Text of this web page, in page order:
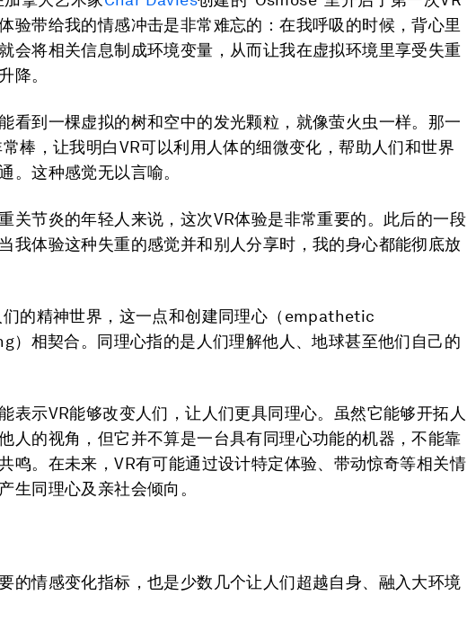
验带给我的情感冲击是非常难忘的：在我呼吸的时候，背心里
会将相关信息制成环境变量，从而让我在虚拟环境里享受失重
降。
看到一棵虚拟的树和空中的发光颗粒，就像萤火虫一样。那一
棒，让我明白VR可以利用人体的细微变化，帮助人们和世界
。这种感觉无以言喻。
关节炎的年轻人来说，这次VR体验是非常重要的。此后的一段
我体验这种失重的感觉并和别人分享时，我的身心都能彻底放
们的精神世界，这一点和创建同理心（empathetic
）相契合。同理心指的是人们理解他人、地球甚至他们自己的
表示VR能够改变人们，让人们更具同理心。虽然它能够开拓人
人的视角，但它并不算是一台具有同理心功能的机器，不能靠
鸣。在未来，VR有可能通过设计特定体验、带动惊奇等相关情
生同理心及亲社会倾向。
的情感变化指标，也是少数几个让人们超越自身、融入大环境